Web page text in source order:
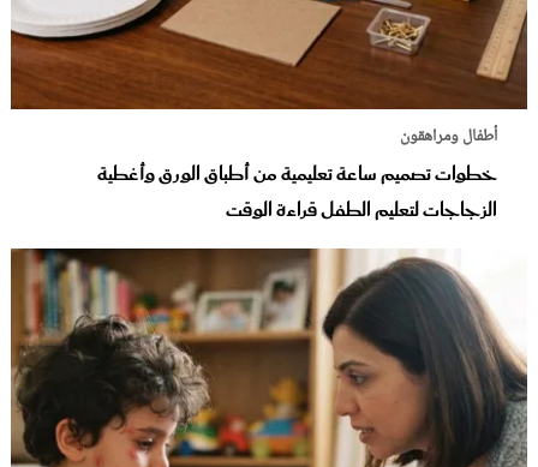
أطفال ومراهقون
خطوات تصميم ساعة تعليمية من أطباق الورق وأغطية
الزجاجات لتعليم الطفل قراءة الوقت